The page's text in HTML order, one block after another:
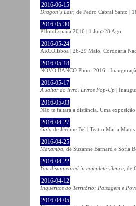
2016-06-15
Dragon´s Lair, de Pedro Cabral Santo |
2016-05-30
PHotoEspaña 2016 | 1 Jun>28 Ago
2016-05-24
ARCOlisboa | 26-29 Maio, Cordoaria
2016-05-18
NOVO BANCO Photo 2016 -
2016-05-17
A saltar do livro. Livros Pop-Up |
2016-05-03
Não te faltará a distância. Uma
2016-04-27
Gala de Jérôme Bel | Teatro Maria
2016-04-25
Maxamba , de Suzanne Barnard e Sofia
2016-04-22
You disappeared in complete silence ,
2016-04-12
Inquéritos ao Território: Paisagem e
2016-04-05